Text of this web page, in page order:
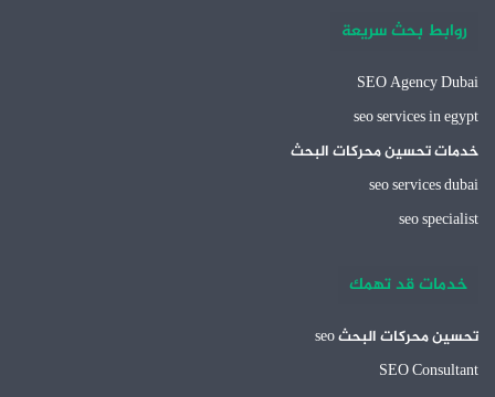
روابط بحث سريعة
SEO Agency Dubai
seo services in egypt
خدمات تحسين محركات البحث
seo services dubai
seo specialist
خدمات قد تهمك
تحسين محركات البحث seo
SEO Consultant